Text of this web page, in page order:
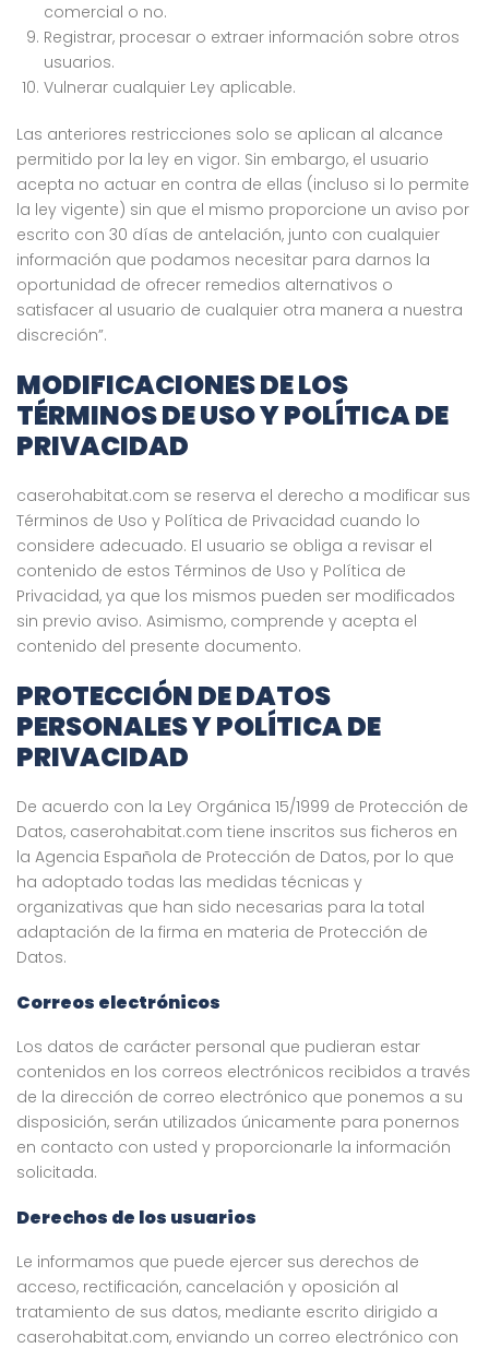
comercial o no.
Registrar, procesar o extraer información sobre otros
usuarios.
Vulnerar cualquier Ley aplicable.
Las anteriores restricciones solo se aplican al alcance
permitido por la ley en vigor. Sin embargo, el usuario
acepta no actuar en contra de ellas (incluso si lo permite
la ley vigente) sin que el mismo proporcione un aviso por
escrito con 30 días de antelación, junto con cualquier
información que podamos necesitar para darnos la
oportunidad de ofrecer remedios alternativos o
satisfacer al usuario de cualquier otra manera a nuestra
discreción”.
MODIFICACIONES DE LOS
TÉRMINOS DE USO Y POLÍTICA DE
PRIVACIDAD
caserohabitat.com se reserva el derecho a modificar sus
Términos de Uso y Política de Privacidad cuando lo
considere adecuado. El usuario se obliga a revisar el
contenido de estos Términos de Uso y Política de
Privacidad, ya que los mismos pueden ser modificados
sin previo aviso. Asimismo, comprende y acepta el
contenido del presente documento.
PROTECCIÓN DE DATOS
PERSONALES Y POLÍTICA DE
PRIVACIDAD
De acuerdo con la Ley Orgánica 15/1999 de Protección de
Datos, caserohabitat.com tiene inscritos sus ficheros en
la Agencia Española de Protección de Datos, por lo que
ha adoptado todas las medidas técnicas y
organizativas que han sido necesarias para la total
adaptación de la firma en materia de Protección de
Datos.
Correos electrónicos
Los datos de carácter personal que pudieran estar
contenidos en los correos electrónicos recibidos a través
de la dirección de correo electrónico que ponemos a su
disposición, serán utilizados únicamente para ponernos
en contacto con usted y proporcionarle la información
solicitada.
Derechos de los usuarios
Le informamos que puede ejercer sus derechos de
acceso, rectificación, cancelación y oposición al
tratamiento de sus datos, mediante escrito dirigido a
caserohabitat.com, enviando un correo electrónico con